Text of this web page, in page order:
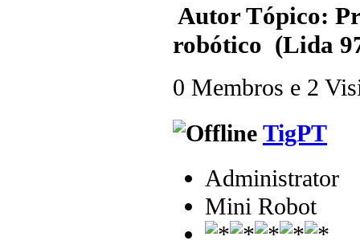
AutorTópico:
robótico (Lida
0 Membros e 2
TigPT
Administrator
Mini Robot